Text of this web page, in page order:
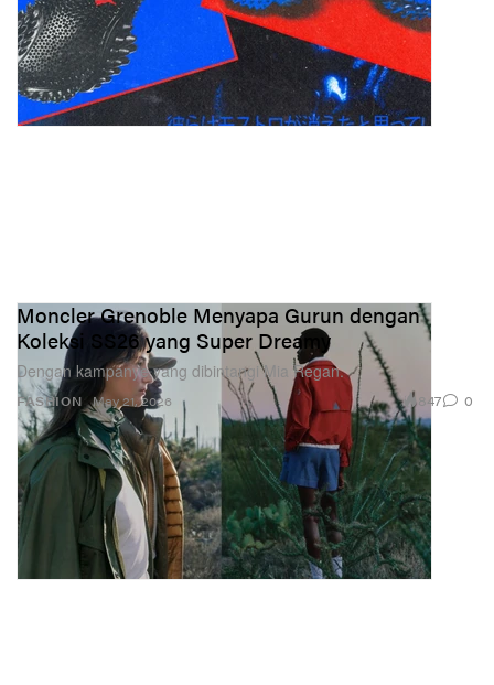
FASHION
Moncler Grenoble Menyapa Gurun dengan
Koleksi SS26 yang Super Dreamy
Dengan kampanye yang dibintangi Mia Regan.
May 21, 2026 847 0